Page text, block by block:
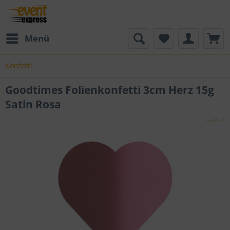
Menü
Konfetti
Goodtimes Folienkonfetti 3cm Herz 15g
Satin Rosa